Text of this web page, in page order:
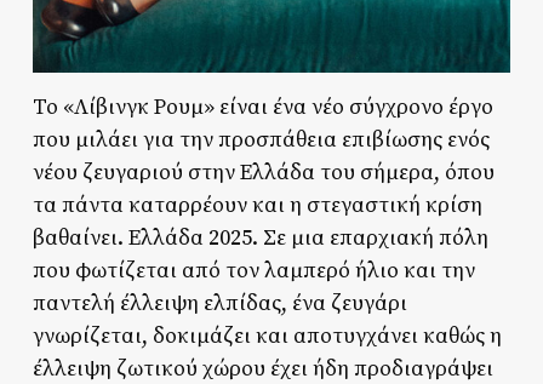
Το «Λίβινγκ Ρουμ» είναι ένα νέο σύγχρονο έργο
που μιλάει για την προσπάθεια επιβίωσης ενός
νέου ζευγαριού στην Ελλάδα του σήμερα, όπου
τα πάντα καταρρέουν και η στεγαστική κρίση
βαθαίνει. Ελλάδα 2025. Σε μια επαρχιακή πόλη
που φωτίζεται από τον λαμπερό ήλιο και την
παντελή έλλειψη ελπίδας, ένα ζευγάρι
γνωρίζεται, δοκιμάζει και αποτυγχάνει καθώς η
έλλειψη ζωτικού χώρου έχει ήδη προδιαγράψει